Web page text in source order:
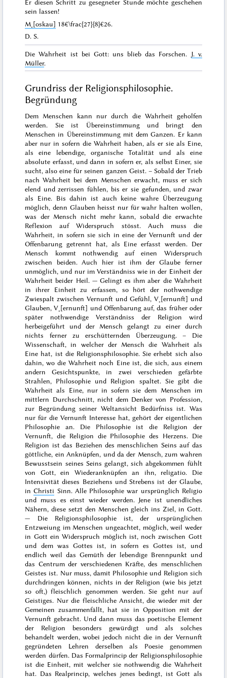
Er diesen Schritt zu gesegneter Stunde möchte geschehen
sein lassen!
M˖[oskau] 18€\frac{27}{8}€26.
D. S.
Die Wahrheit ist bei Gott: uns blieb das Forschen. J. v.
Müller.
Grundriss der Religionsphilosophie.
Begründung
Dem Menschen kann nur durch die Wahrheit geholfen
werden. Sie ist Übereinstimmung und bringt den
Menschen in Übereinstimmung mit dem Ganzen. Er kann
aber nur in sofern die Wahrheit haben, als er sie als Eine,
als eine lebendige, organische Totalität und als eine
absolute erfasst, und dann in sofern er, als selbst Einer, sie
sucht, also eine für seinen ganzen Geist. – Sobald der Trieb
nach Wahrheit bei dem Menschen erwacht, muss er sich
elend und zerrissen fühlen, bis er sie gefunden, und zwar
als Eine. Bis dahin ist auch keine wahre Überzeugung
möglich, denn Glauben heisst nur für wahr halten wollen,
was der Mensch nicht mehr kann, sobald die erwachte
Reflexion auf Widerspruch stösst. Auch muss die
Wahrheit, in sofern sie sich in eine der Vernunft und der
Offenbarung getrennt hat, als Eine erfasst werden. Der
Mensch kommt nothwendig auf einen Widerspruch
zwischen beiden. Auch hier ist ihm der Glaube ferner
unmöglich, und nur im Verständniss wie in der Einheit der
Wahrheit beider Heil. — Gelingt es ihm aber die Wahrheit
in ihrer Einheit zu erfassen, so hört der nothwendige
Zwiespalt zwischen Vernunft und Gefühl, V˖[ernunft] und
Glauben, V˖[ernunft] und Offenbarung auf, das früher oder
später nothwendige Verständniss der Religion wird
herbeigeführt und der Mensch gelangt zu einer durch
nichts ferner zu erschütternden Überzeugung. – Die
Wissenschaft, in welcher der Mensch die Wahrheit als
Eine hat, ist die Religionsphilosophie. Sie erhebt sich also
dahin, wo die Wahrheit noch Eine ist, die sich, aus einem
andern Gesichtspunkte, in zwei verschieden gefärbte
Strahlen, Philosophie und Religion spaltet. Sie gibt die
Wahrheit als Eine, nur in sofern sie dem Menschen im
mittlern Durchschnitt, nicht dem Denker von Profession,
zur Begründung seiner Weltansicht Bedürfniss ist. Was
nur für die Vernunft Interesse hat, gehört der eigentlichen
Philosophie an. Die Philosophie ist die Religion der
Vernunft, die Religion die Philosophie des Herzens. Die
Religion ist das Beziehen des menschlichen Seins auf das
göttliche, ein Anknüpfen, und da der Mensch, zum wahren
Bewusstsein seines Seins gelangt, sich abgekommen fühlt
von Gott, ein Wiederanknüpfen an ihn, religatio. Die
Intensivität dieses Beziehens und Strebens ist der Glaube,
inChristi Sinn. Alle Philosophie war ursprünglich Religio
und muss es einst wieder werden. Jene ist unendliches
Nähern, diese setzt den Menschen gleich ins Ziel, in Gott.
— Die Religionsphilosophie ist, der ursprünglichen
Entzweiung im Menschen ungeachtet, möglich, weil weder
in Gott ein Widerspruch möglich ist, noch zwischen Gott
und dem was Gottes ist, in sofern es Gottes ist, und
endlich weil das Gemüth der lebendige Brennpunkt und
das Centrum der verschiedenen Kräfte, des menschlichen
Geistes ist. Nur muss, damit Philosophie und Religion sich
durchdringen können, nichts in der Religion (wie bis jetzt
so oft,) fleischlich genommen werden. Sie geht nur auf
Geistiges. Nur die fleischliche Ansicht, die wieder mit der
Gemeinen zusammenfällt, hat sie in Opposition mit der
Vernunft gebracht. Und dann muss das poetische Element
der Religion besonders gewürdigt und als solches
behandelt werden, wobei jedoch nicht die in der Vernunft
gegründeten Lehren derselben als Poesie genommen
werden dürfen. Das Formalprincip der Religionsphilosophie
ist die Einheit, mit welcher sie nothwendig die Wahrheit
hat. Das Realprincip, welches jenes bedingt, ist Gott als